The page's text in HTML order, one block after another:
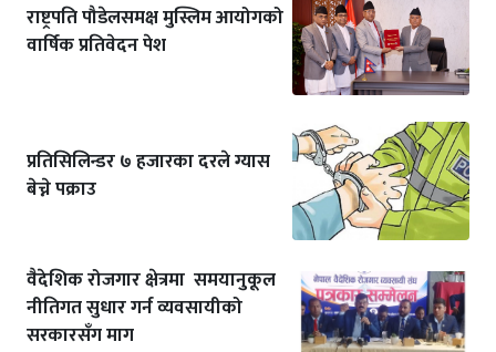
राष्ट्रपति पौडेलसमक्ष मुस्लिम आयोगको
वार्षिक प्रतिवेदन पेश
प्रतिसिलिन्डर ७ हजारका दरले ग्यास
बेच्ने पक्राउ
वैदेशिक रोजगार क्षेत्रमा समयानुकूल
नीतिगत सुधार गर्न व्यवसायीको
सरकारसँग माग